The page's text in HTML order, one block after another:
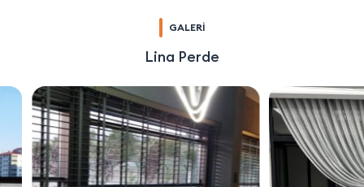
GALERİ
Lina Perde